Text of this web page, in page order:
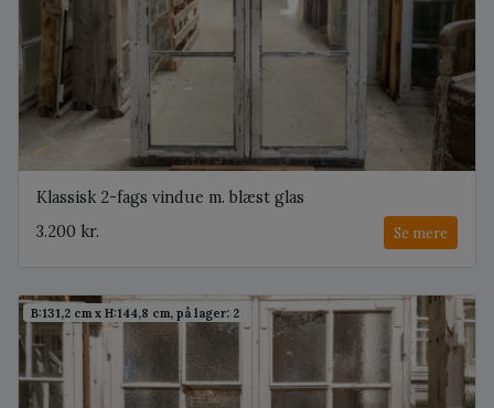
Klassisk 2-fags vindue m. blæst glas
3.200 kr.
Se mere
B:131,2 cm x H:144,8 cm, på lager: 2